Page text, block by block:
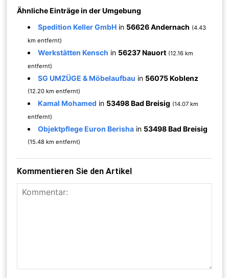
Ähnliche Einträge in der Umgebung
Spedition Keller GmbH in 56626 Andernach (4.43
km entfernt)
Werkstätten Kensch in 56237 Nauort (12.16 km
entfernt)
SG UMZÜGE & Möbelaufbau in 56075 Koblenz
(12.20 km entfernt)
Kamal Mohamed in 53498 Bad Breisig (14.07 km
entfernt)
Objektpflege Euron Berisha in 53498 Bad Breisig
(15.48 km entfernt)
Kommentieren Sie den Artikel